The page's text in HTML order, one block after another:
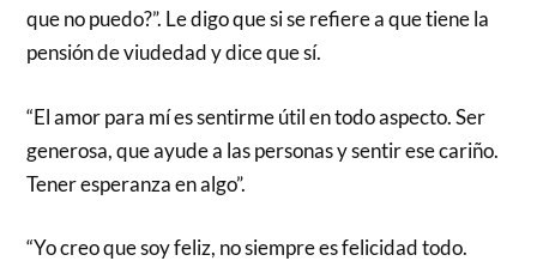
que no puedo?”. Le digo que si se refiere a que tiene la
pensión de viudedad y dice que sí.
“El amor para mí es sentirme útil en todo aspecto. Ser
generosa, que ayude a las personas y sentir ese cariño.
Tener esperanza en algo”.
“Yo creo que soy feliz, no siempre es felicidad todo.